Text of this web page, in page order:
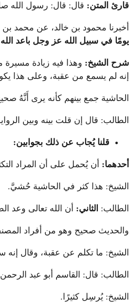
قارئ المتن: قال: قال: رسول الله
أخبرنا محمود بن خالد، عن محمد
يومًا في سبيل الله عز وجل باعد
شرح الشيخ: وهذا فيه زيادة مسيرة
إنه لم يسمع من عقبة، وعلى هذا
الحاشية جمع بينهم كأنه يرى أَنَّهُ
الطالب: قال إن قلت بينه وبين
قلنا يُجاب عن ذلك بجوابين:
أحدهما: أن يُحمل على أن المراد
الشيخ: هذا كثر في الحاشية حُشيَّ.
الطالب: الثاني: أن الله تعالى وعد
والحديث صحيح وهو من أفراد
الشيخ: ما تكلم عن عقبة، وقال
الطالب: قال: القاسم أبو عبد
الشيخ: يُرسِل كثيرًا.